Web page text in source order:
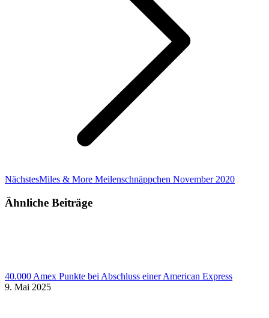
NächstesNächster
Miles & More Meilenschnäppchen November 2020
Ähnliche Beiträge
40.000 Amex Punkte bei Abschluss einer American Express
9. Mai 2025